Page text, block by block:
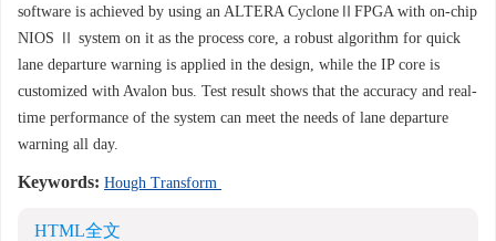
software is achieved by using an ALTERA CycloneⅡFPGA with on-chip
NIOS Ⅱ system on it as the process core, a robust algorithm for quick
lane departure warning is applied in the design, while the IP core is
customized with Avalon bus. Test result shows that the accuracy and real-
time performance of the system can meet the needs of lane departure
warning all day.
Keywords: Hough Transform
HTML全文